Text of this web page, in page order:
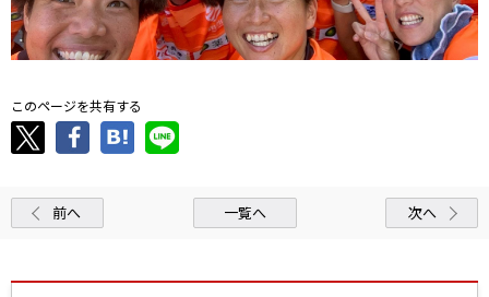
このページを共有する
前へ 一覧へ 次へ